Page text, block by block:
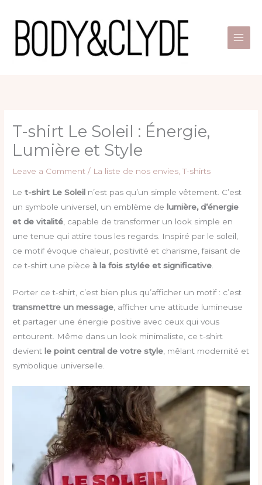
content
T-shirt Le Soleil : Énergie,
Lumière et Style
Leave a Comment / La liste de nos envies ,T-shirts
Let-shirt Le Soleil n’est pas qu’un simple vêtement. C’est
un symbole universel, un emblème delumière, d’énergie
et de vitalité , capable de transformer un look simple en
une tenue qui attire tous les regards. Inspiré par le soleil,
ce motif évoque chaleur, positivité et charisme, faisant de
ce t-shirt une pièceà la fois stylée et significative
Porter ce t-shirt, c’est bien plus qu’afficher un motif : c’est
transmettre un message, afficher une attitude lumineuse
et partager une énergie positive avec ceux qui vous
entourent. Même dans un look minimaliste, ce t-shirt
devient le point central de votre style, mêlant modernité et
symbolique universelle.